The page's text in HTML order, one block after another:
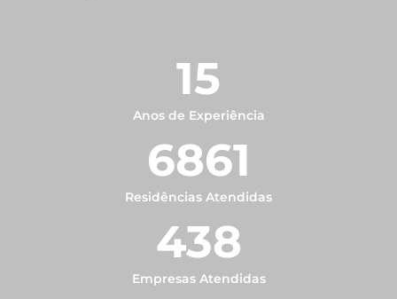
15
Anos de Experiência
6861
Residências Atendidas
438
Empresas Atendidas